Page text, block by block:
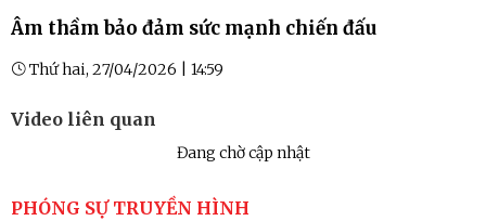
Âm thầm bảo đảm sức mạnh chiến đấu
Thứ hai, 27/04/2026 | 14:59
Video liên quan
Đang chờ cập nhật
PHÓNG SỰ TRUYỀN HÌNH